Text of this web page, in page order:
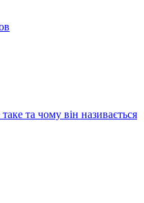
та чому він називається